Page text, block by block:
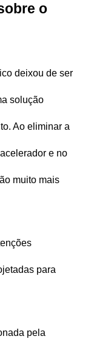
o
deixou de ser
solução
Ao eliminar a
e no
muito mais
para
pela